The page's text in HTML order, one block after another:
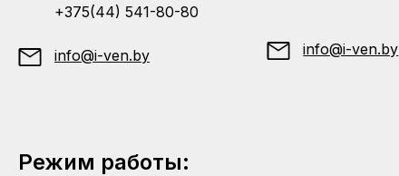
+375(44) 541-80-80
info@i-ven.by info@i-ven.by
Режим работы: